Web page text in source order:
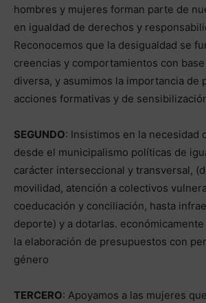
hombres y mujeres forman parte de
en igualdad de derechos y
Reconocemos que la desigualdad se
creencias y comportamientos con
diversa, y asumimos la importancia de
acciones formativas y de
SEGUNDO: Insistimos en la necesidad
desde el municipalismo políticas de
carácter interseccional y transversal,
movilidad, atención a colectivos
coeducación y conciliación, hasta
deporte) y a dotarlas.
la elaboración de presupuestos con
género
TERCERO: Apoyamos a las mujeres